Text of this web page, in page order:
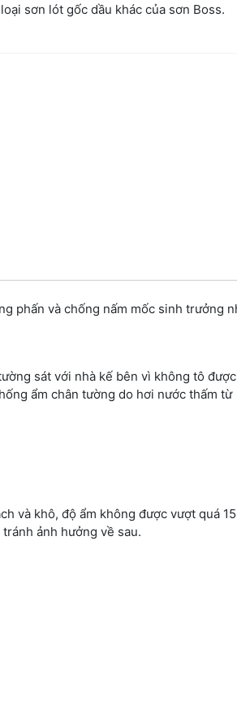
sơn lót gốc dầu khác của sơn Boss.
phấn và chống nấm mốc sinh trưởng
sát với nhà kế bên vì không tô được
ẩm chân tường do hơi nước thấm từ
và khô, độ ẩm không được vượt quá
ảnh hưởng về sau.